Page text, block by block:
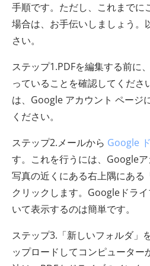
手順です。ただし、これまでに
場合は、お手伝いしましょう。
さい。
ステップ1.PDFを編集する前に
っていることを確認してくださ
は、Google アカウント ページ
ください。
ステップ2.メールから Google
す。これを行うには、Google
写真の近くにある右上隅にある
クリックします。Googleドラ
いて表示するのは簡単です。
ステップ3.「新しいフォルダ」
ップロードしてコンピューター